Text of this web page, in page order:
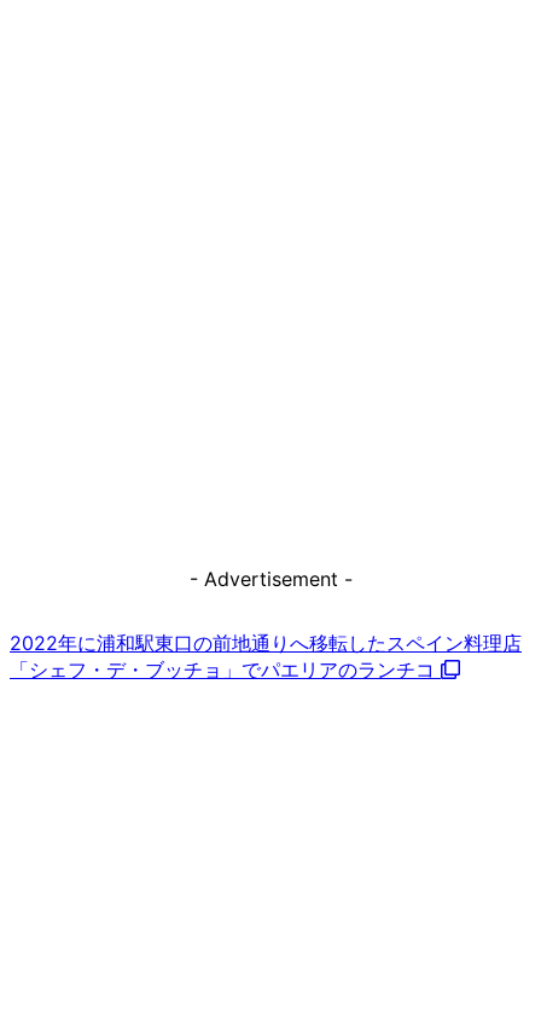
2022年に浦和駅東口の前地通りへ移転したスペイン料理店
「シェフ・デ・ブッチョ」でパエリアのランチコ
- Advertisement -